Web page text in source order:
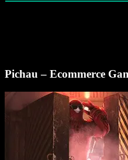
Pichau – Ecommerce